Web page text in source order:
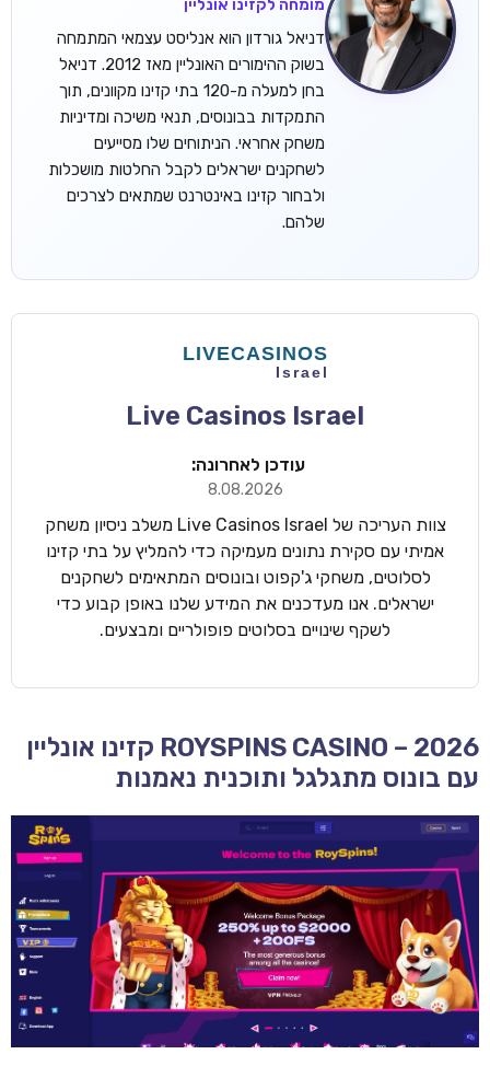
מומחה לקזינו אונליין
דניאל גורדון הוא אנליסט עצמאי המתמחה
בשוק ההימורים האונליין מאז 2012. דניאל
בחן למעלה מ-120 בתי קזינו מקוונים, תוך
התמקדות בבונוסים, תנאי משיכה ומדיניות
משחק אחראי. הניתוחים שלו מסייעים
לשחקנים ישראלים לקבל החלטות מושכלות
ולבחור קזינו באינטרנט שמתאים לצרכים
שלהם.
Live Casinos Israel
עודכן לאחרונה:
8.08.2026
צוות העריכה של Live Casinos Israel משלב ניסיון משחק
אמיתי עם סקירת נתונים מעמיקה כדי להמליץ על בתי קזינו
לסלוטים, משחקי ג'קפוט ובונוסים המתאימים לשחקנים
ישראלים. אנו מעדכנים את המידע שלנו באופן קבוע כדי
לשקף שינויים בסלוטים פופולריים ומבצעים.
ROYSPINS CASINO – 2026 קזינו אונליין
עם בונוס מתגלגל ותוכנית נאמנות